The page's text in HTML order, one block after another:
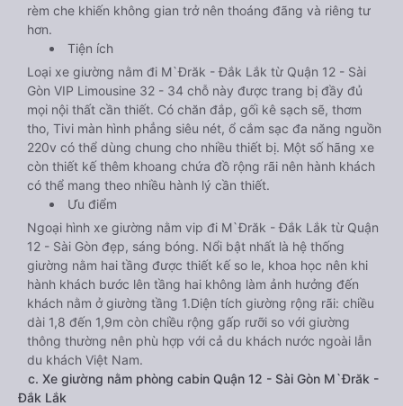
rèm che khiến không gian trở nên thoáng đãng và riêng tư
hơn.
Tiện ích
Loại xe giường nằm đi M`Đrăk - Đắk Lắk từ Quận 12 - Sài
Gòn VIP Limousine 32 - 34 chỗ này được trang bị đầy đủ
mọi nội thất cần thiết. Có chăn đắp, gối kê sạch sẽ, thơm
tho, Tivi màn hình phẳng siêu nét, ổ cắm sạc đa năng nguồn
220v có thể dùng chung cho nhiều thiết bị. Một số hãng xe
còn thiết kế thêm khoang chứa đồ rộng rãi nên hành khách
có thể mang theo nhiều hành lý cần thiết.
Ưu điểm
Ngoại hình xe giường nằm vip đi M`Đrăk - Đắk Lắk từ Quận
12 - Sài Gòn đẹp, sáng bóng. Nổi bật nhất là hệ thống
giường nằm hai tầng được thiết kế so le, khoa học nên khi
hành khách bước lên tầng hai không làm ảnh hưởng đến
khách nằm ở giường tầng 1.Diện tích giường rộng rãi: chiều
dài 1,8 đến 1,9m còn chiều rộng gấp rưỡi so với giường
thông thường nên phù hợp với cả du khách nước ngoài lẫn
du khách Việt Nam.
c. Xe giường nằm phòng cabin Quận 12 - Sài Gòn M`Đrăk -
Đắk Lắk